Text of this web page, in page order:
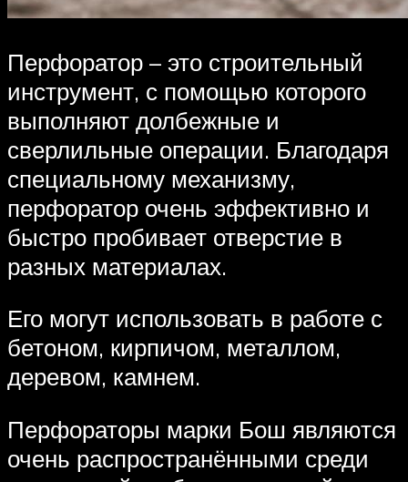
Перфоратор – это строительный
инструмент, с помощью которого
выполняют долбежные и
сверлильные операции. Благодаря
специальному механизму,
перфоратор очень эффективно и
быстро пробивает отверстие в
разных материалах.
Его могут использовать в работе с
бетоном, кирпичом, металлом,
деревом, камнем.
Перфораторы марки Бош являются
очень распространёнными среди